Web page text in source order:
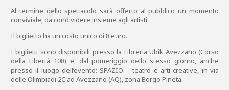
Al termine dello spettacolo sarà offerto al pubblico un momento
conviviale, da condividere insieme agli artisti.
Il biglietto ha un costo unico di 8 euro.
I biglietti sono disponibili presso la Libreria Ubik Avezzano (Corso
della Libertà 108) e, dal pomeriggio dello stesso giorno, anche
presso il luogo dell’evento: SPAZIO – teatro e arti creative, in via
delle Olimpiadi 2C ad Avezzano (AQ), zona Borgo Pineta.